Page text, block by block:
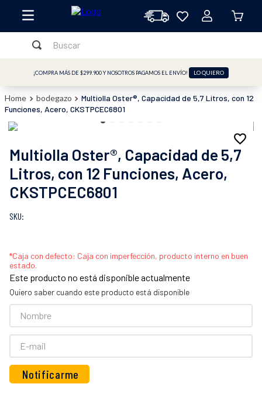
Buscar
¡COMPRA MÁS DE $299.900 Y NOSOTROS PAGAMOS EL ENVÍO! LO QUIERO
bodegazo
Multiolla Oster®, Capacidad de 5,7 Litros, con 12
Funciones, Acero, CKSTPCEC6801
Multiolla Oster®, Capacidad de 5,7
Litros, con 12 Funciones, Acero,
CKSTPCEC6801
:
Este producto no está disponible actualmente
Quiero saber cuando este producto está disponible
TÉRMINOS MÁS BUSCADOS
2.
freidora
3.
.
batidora
.
sandwichera
.
freidora aire
10. vaso licuadora